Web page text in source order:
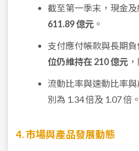
截至第一季末，現金
611.89 億元 。
支付應付帳款與長期負
位仍維持在 210 億元
流動比率與速動比率
別為 1.34 倍及 1.07 倍。
4. 市場與產品發展動態